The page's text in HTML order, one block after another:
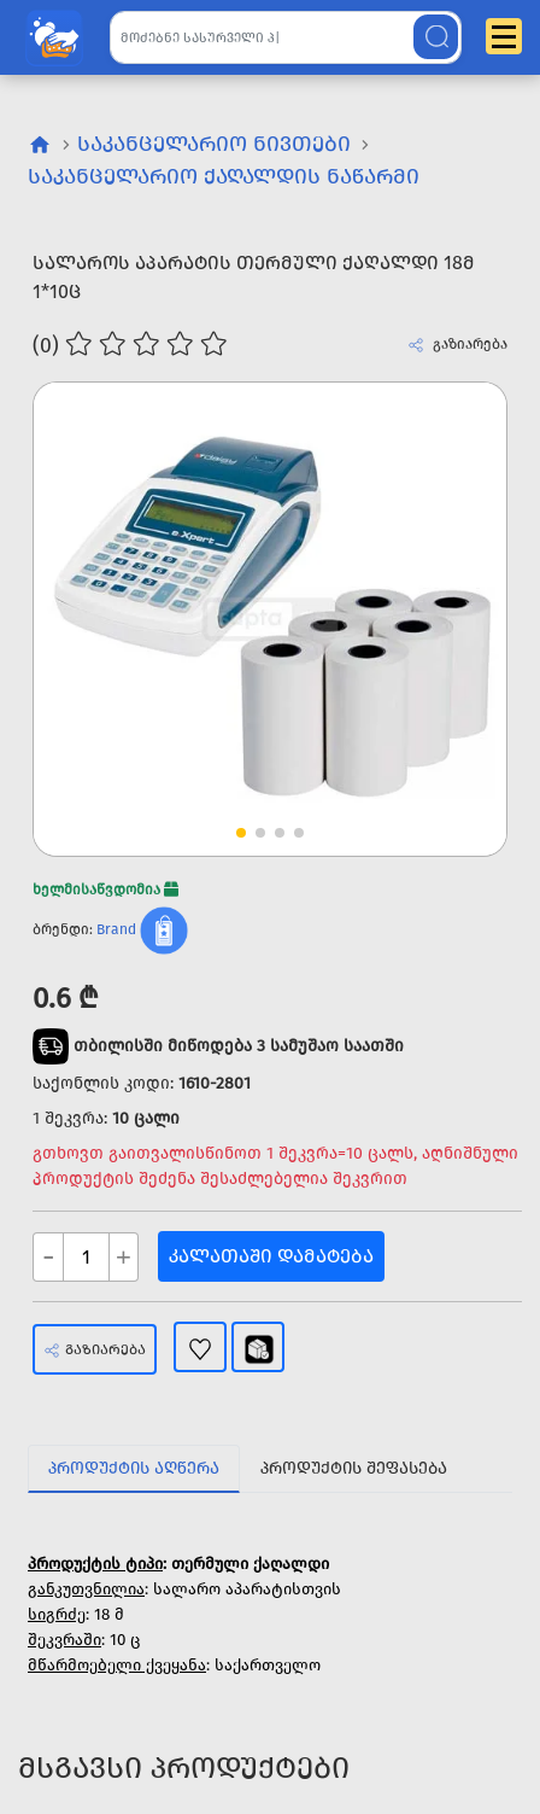
ᲡᲐᲙᲐᲜᲪᲔᲚᲐᲠᲘᲝ ᲜᲘᲕᲗᲔᲑᲘ
ᲡᲐᲙᲐᲜᲪᲔᲚᲐᲠᲘᲝ ᲥᲐᲦᲐᲚᲓᲘᲡ ᲜᲐᲬᲐᲠᲛᲘ
ᲡᲐᲚᲐᲠᲝᲡ ᲐᲞᲐᲠᲐᲢᲘᲡ ᲗᲔᲠᲛᲣᲚᲘ ᲥᲐᲦᲐᲚᲓᲘ 18Მ
1*10Ც
(0) გაზიარება
ხელმისაწვდომია
ბრენდი: Brand
0.6 ₾
თბილისში მიწოდება 3 სამუშაო საათში
საქონლის კოდი: 1610-2801
1 შეკვრა: 10 ცალი
გთხოვთ გაითვალისწინოთ 1 შეკვრა=10 ცალს, აღნიშნული
პროდუქტის შეძენა შესაძლებელია შეკვრით
- + ᲙᲐᲚᲐᲗᲐᲨᲘ ᲓᲐᲛᲐᲢᲔᲑᲐ
ᲒᲐᲖᲘᲐᲠᲔᲑᲐ
ᲞᲠᲝᲓᲣᲥᲢᲘᲡ ᲐᲦᲬᲔᲠᲐ ᲞᲠᲝᲓᲣᲥᲢᲘᲡ ᲨᲔᲤᲐᲡᲔᲑᲐ
პროდუქტის ტიპი: თერმული ქაღალდი
განკუთვნილია: სალარო აპარატისთვის
სიგრძე: 18 მ
შეკვრაში: 10 ც
მწარმოებელი ქვეყანა: საქართველო
ᲛᲡᲒᲐᲕᲡᲘ ᲞᲠᲝᲓᲣᲥᲢᲔᲑᲘ